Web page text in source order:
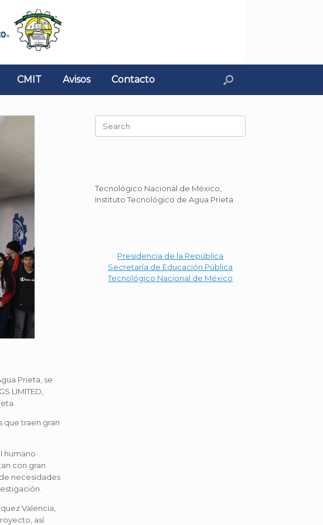
CMIT Avisos Contacto
Prieta, se
LIMITED,
que traen gran
humano
con gran
necesidades
Valencia,
así
for:
Tecnológico Nacional de México,
Instituto Tecnológico de Agua Prieta
Presidencia de la República
Secretaría de Educación Pública
Tecnológico Nacional de México